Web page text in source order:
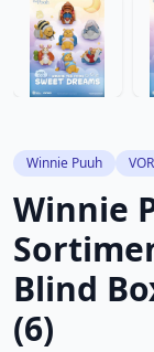
Winnie Puuh
Winnie
Blind
(6)